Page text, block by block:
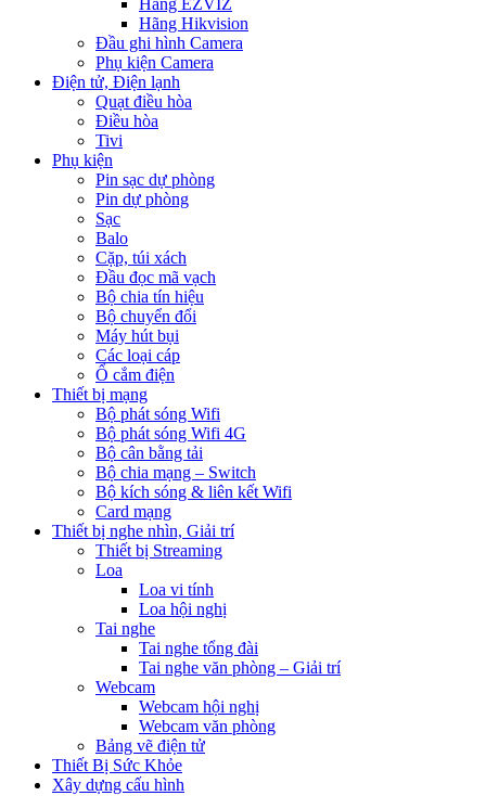
Hãng EZVIZ
Hãng Hikvision
Đầu ghi hình Camera
Phụ kiện Camera
Điện tử, Điện lạnh
Quạt điều hòa
Điều hòa
Tivi
Phụ kiện
Pin sạc dự phòng
Pin dự phòng
Sạc
Balo
Cặp, túi xách
Đầu đọc mã vạch
Bộ chia tín hiệu
Bộ chuyển đổi
Máy hút bụi
Các loại cáp
Ổ cắm điện
Thiết bị mạng
Bộ phát sóng Wifi
Bộ phát sóng Wifi 4G
Bộ cân bằng tải
Bộ chia mạng – Switch
Bộ kích sóng & liên kết Wifi
Card mạng
Thiết bị nghe nhìn, Giải trí
Thiết bị Streaming
Loa
Loa vi tính
Loa hội nghị
Tai nghe
Tai nghe tổng đài
Tai nghe văn phòng – Giải trí
Webcam
Webcam hội nghị
Webcam văn phòng
Bảng vẽ điện tử
Thiết Bị Sức Khỏe
Xây dựng cấu hình